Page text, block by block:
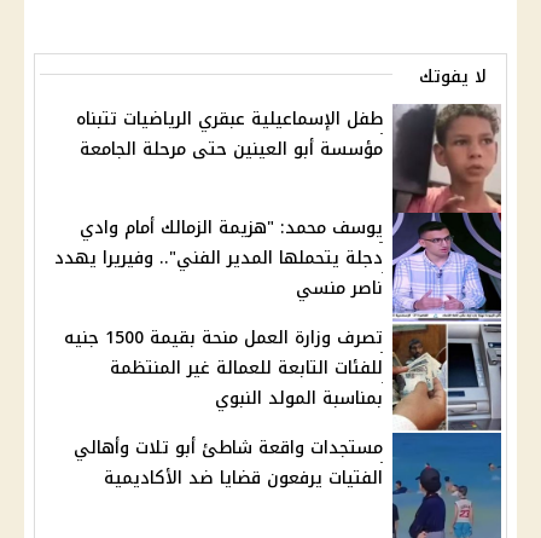
لا يفوتك
طفل الإسماعيلية عبقري الرياضيات تتبناه
مؤسسة أبو العينين حتى مرحلة الجامعة
يوسف محمد: "هزيمة الزمالك أمام وادي
دجلة يتحملها المدير الفني".. وفيريرا يهدد
ناصر منسي
تصرف وزارة العمل منحة بقيمة 1500 جنيه
للفئات التابعة للعمالة غير المنتظمة
بمناسبة المولد النبوي
مستجدات واقعة شاطئ أبو تلات وأهالي
الفتيات يرفعون قضايا ضد الأكاديمية